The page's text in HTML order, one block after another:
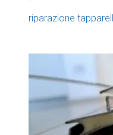
riparazione